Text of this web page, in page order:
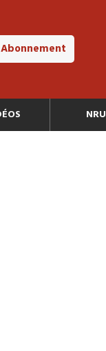
Abonnement
NRU